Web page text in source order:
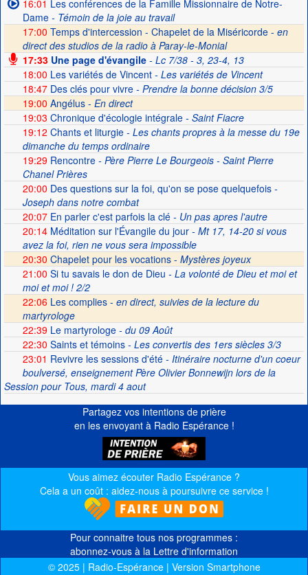
16:01 Les conférences de la Famille Missionnaire de Notre-
Dame- Témoin de la joie au travail
17:00 Temps d'intercession - Chapelet de la Miséricorde - en
direct des studios de la radio à Paray-le-Monial
17:33Une page d'évangile- Lc 7/38 - 3, 23-4, 13
18:00 Les variétés de Vincent- Les variétés de Vincent
18:47Des clés pour vivre- Prendre la bonne décision 3/5
19:00 Angélus - En direct
19:03 Chronique d'écologie intégrale- Saint Fiacre
19:12 Chants et liturgie- Les chants propres à la messe du 19e
dimanche du temps ordinaire
19:29Rencontre- Père Pierre Le Bourgeois - Saint Pierre
Chanel Prières
20:00 Des questions sur la foi, qu'on se pose quelquefois-
Joseph dans notre combat
20:07En parler c'est parfois la clé- Un pas apres l'autre
20:14Méditation sur l'Évangile du jour- Mt 17, 14-20 si vous
avez la foi, rien ne vous sera impossible
20:30 Chapelet pour les vocations - Mystères joyeux
21:00 Si tu savais le don de Dieu - La volonté de Dieu et moi et
moi et moi ! 2/2
22:06 Les complies - en direct, suivies de la lecture du
martyrologe
22:39Le martyrologe- du 09 Août
22:30 Saints et témoins- Les convertis des 1ers siècles 3/3
23:01 Revivre les sessions d'été- Itinéraire nocturne d'un coeur
boulversé, enseignement Père Olivier Bonnewijn lors de la
Session pour Tous, mardi 4 aout
Partagez vos intentions de prière
en les envoyant à Radio Espérance !
Vous aimez écouter Radio Espérance ?
Cela a un coût : aidez-nous à poursuivre ce service !
Pour connaitre tous nos programmes :
abonnez-vous à la Lettre d'information
© 2025 | Radio-Espérance | Version Smartphone